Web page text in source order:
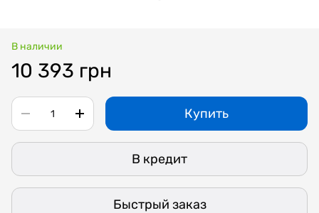
В наличии
10 393 грн
Купить
В кредит
Быстрый заказ